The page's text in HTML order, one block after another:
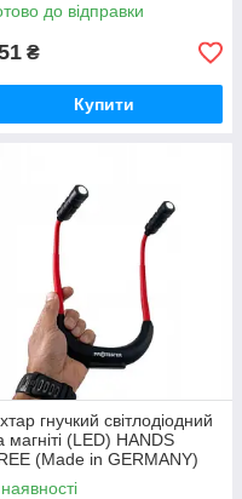
до відправки
₴
Купити
гнучкий світлодіодний
магніті (LED) HANDS
(Made in GERMANY)
HF-0302